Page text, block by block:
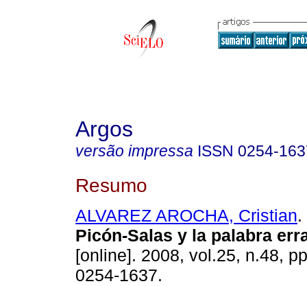
Argos
versão impressa ISSN 0254-
Resumo
ALVAREZ AROCHA, Cristian.
Picón-Salas y la palabra
[online]. 2008, vol.25, n.48,
0254-1637.